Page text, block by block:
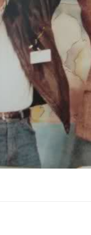
Η δημοκρατία της διαχείρισης
Σπρώχνουμε τη ζωή μας…
Κυριάκος Μητσοτάκης:
Θα ανήκεις όπου ανήκει το
Η γενεαλογία του φασισμού:
Εφημερίδα «Εστία»: Όταν η
Η συμφωνία πυρηνικής